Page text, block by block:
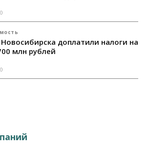
доплатили налоги на
млн рублей